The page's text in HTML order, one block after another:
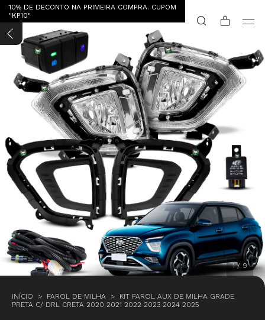
10% DE DECONTO NA PRIMEIRA COMPRA. CUPOM
"KP10"
1/ 9
INÍCIO > FAROL DE MILHA >
KIT FAROL AUX DE MILHA GRADE
PRETA C/ DRL CRETA 2020 2021 2022 2023 2024 2025